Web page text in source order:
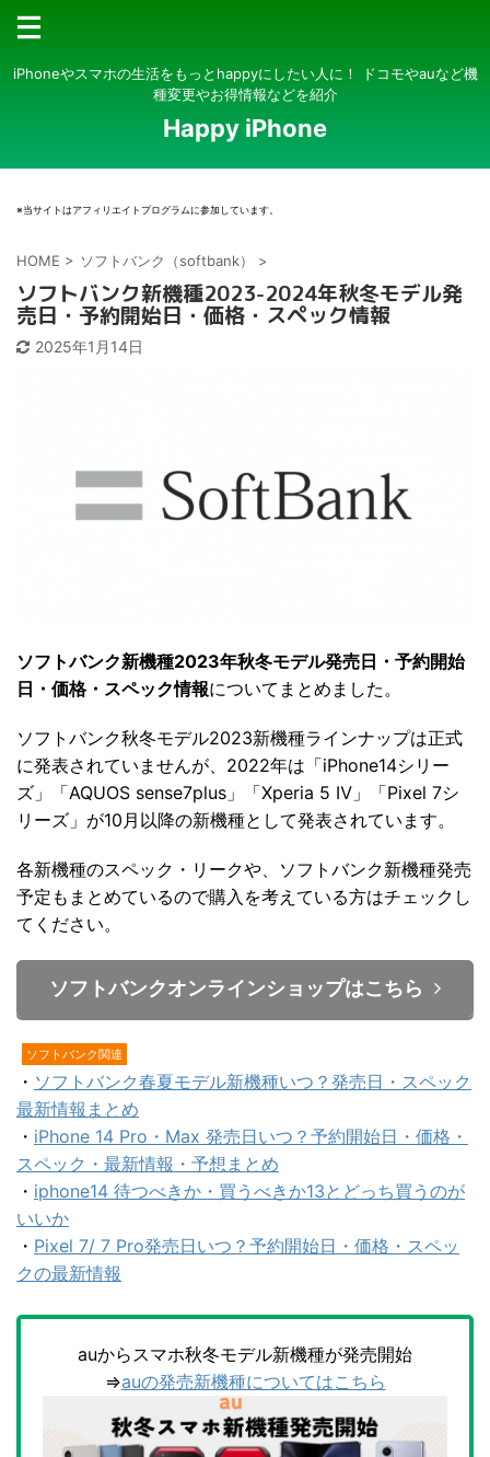
iPhoneやスマホの生活をもっとhappyにしたい人に！ ドコモやauなど機
種変更やお得情報などを紹介
Happy iPhone
※当サイトはアフィリエイトプログラムに参加しています。
HOME > ソフトバンク（softbank） >
ソフトバンク新機種2023-2024年秋冬モデル発
売日・予約開始日・価格・スペック情報
2025年1月14日
ソフトバンク新機種2023年秋冬モデル発売日・予約開始
日・価格・スペック情報についてまとめました。
ソフトバンク秋冬モデル2023新機種ラインナップは正式
に発表されていませんが、2022年は「iPhone14シリー
ズ」「AQUOS sense7plus」「Xperia 5 Ⅳ」「Pixel 7シ
リーズ」が10月以降の新機種として発表されています。
各新機種のスペック・リークや、ソフトバンク新機種発売
予定もまとめているので購入を考えている方はチェックし
てください。
ソフトバンクオンラインショップはこちら
ソフトバンク関連
・ ソフトバンク春夏モデル新機種いつ？発売日・スペック
最新情報まとめ
・ iPhone 14 Pro・Max 発売日いつ？予約開始日・価格・
スペック・最新情報・予想まとめ
・ iphone14 待つべきか・買うべきか13とどっち買うのが
いいか
・ Pixel 7/ 7 Pro発売日いつ？予約開始日・価格・スペッ
クの最新情報
auからスマホ秋冬モデル新機種が発売開始
⇒auの発売新機種についてはこちら